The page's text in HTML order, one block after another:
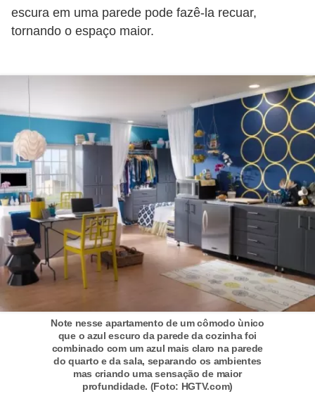
escura em uma parede pode fazê-la recuar,
tornando o espaço maior.
Note nesse apartamento de um cômodo ùnico
que o azul escuro da parede da cozinha foi
combinado com um azul mais claro na parede
do quarto e da sala, separando os ambientes
mas criando uma sensação de maior
profundidade. (Foto: HGTV.com)
í
l
o
s
S
í
n
d
i
o
e
o